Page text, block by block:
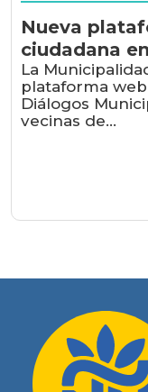
Nueva
ciudadana
La
plataforma
Diálogos
vecinas de...